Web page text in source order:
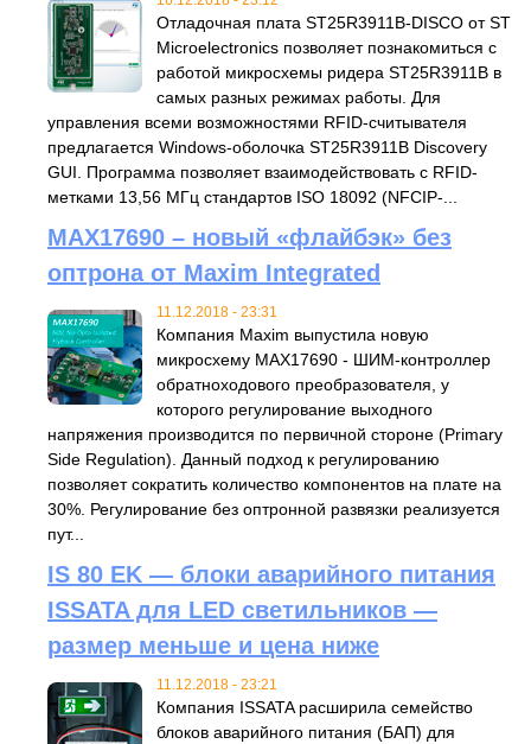
Отладочная плата ST25R3911B-DISCO от ST
Microelectronics позволяет познакомиться с
работой микросхемы ридера ST25R3911B в
самых разных режимах работы. Для
управления всеми возможностями RFID-считывателя
предлагается Windows-оболочка ST25R3911B Discovery
GUI. Программа позволяет взаимодействовать с RFID-
метками 13,56 МГц стандартов ISO 18092 (NFCIP-...
MAX17690 – новый «флайбэк» без
оптрона от Maxim Integrated
11.12.2018 - 23:31
Компания Maxim выпустила новую
микросхему MAX17690 - ШИМ-контроллер
обратноходового преобразователя, у
которого регулирование выходного
напряжения производится по первичной стороне (Primary
Side Regulation). Данный подход к регулированию
позволяет сократить количество компонентов на плате на
30%. Регулирование без оптронной развязки реализуется
пут...
IS 80 EK — блоки аварийного питания
ISSATA для LED светильников —
размер меньше и цена ниже
11.12.2018 - 23:21
Компания ISSATA расширила семейство
блоков аварийного питания (БАП) для